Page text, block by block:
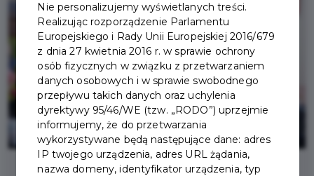
Nie personalizujemy wyświetlanych treści.
Realizując rozporządzenie Parlamentu
Europejskiego i Rady Unii Europejskiej 2016/679
z dnia 27 kwietnia 2016 r. w sprawie ochrony
osób fizycznych w związku z przetwarzaniem
danych osobowych i w sprawie swobodnego
przepływu takich danych oraz uchylenia
dyrektywy 95/46/WE (tzw. „RODO”) uprzejmie
informujemy, że do przetwarzania
wykorzystywane będą następujące dane: adres
IP twojego urządzenia, adres URL żądania,
nazwa domeny, identyfikator urządzenia, typ